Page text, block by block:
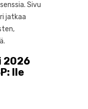
Sivu
jatkaa
2026
lle